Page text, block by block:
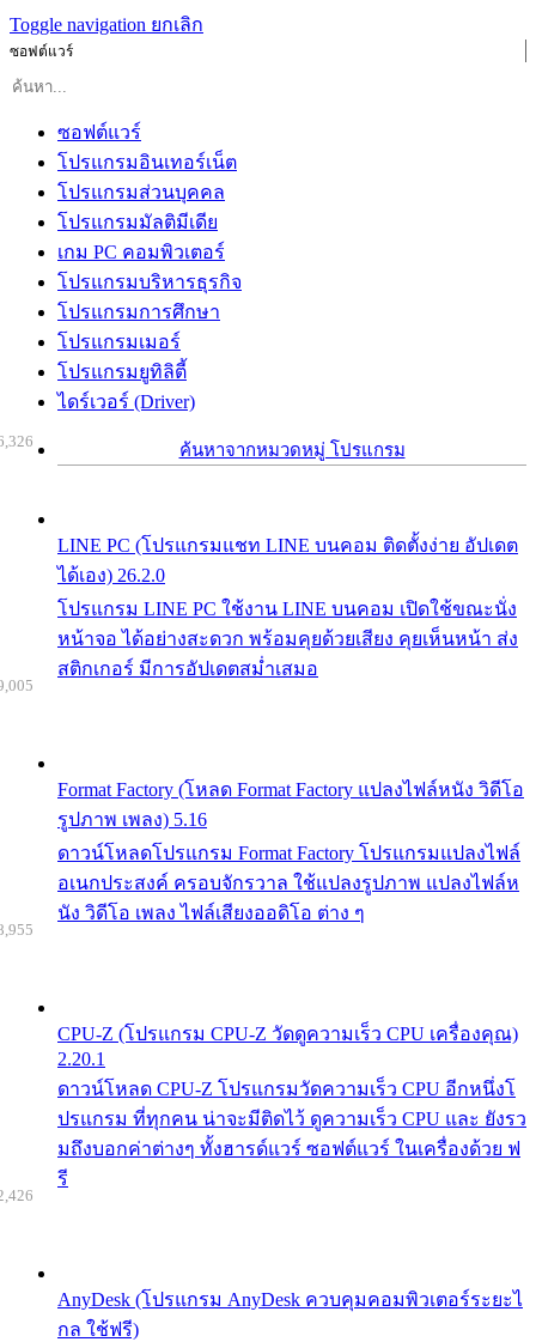
Toggle navigation ยกเลิก
ซอฟต์แวร์
ซอฟต์แวร์
โปรแกรมอินเทอร์เน็ต
โปรแกรมส่วนบุคคล
โปรแกรมมัลติมีเดีย
เกม PC คอมพิวเตอร์
โปรแกรมบริหารธุรกิจ
โปรแกรมการศึกษา
โปรแกรมเมอร์
โปรแกรมยูทิลิตี้
ไดร์เวอร์ (Driver)
ค้นหาจากหมวดหมู่ โปรแกรม
LINE PC (โปรแกรมแชท LINE บนคอม ติดตั้งง่าย อัปเดต
ได้เอง) 26.2.0
โปรแกรม LINE PC ใช้งาน LINE บนคอม เปิดใช้ขณะนั่ง
หน้าจอ ได้อย่างสะดวก พร้อมคุยด้วยเสียง คุยเห็นหน้า ส่ง
สติกเกอร์ มีการอัปเดตสม่ำเสมอ
Format Factory (โหลด Format Factory แปลงไฟล์หนัง วิดีโอ
รูปภาพ เพลง) 5.16
ดาวน์โหลดโปรแกรม Format Factory โปรแกรมแปลงไฟล์
อเนกประสงค์ ครอบจักรวาล ใช้แปลงรูปภาพ แปลงไฟล์ห
นัง วิดีโอ เพลง ไฟล์เสียงออดิโอ ต่าง ๆ
CPU-Z (โปรแกรม CPU-Z วัดดูความเร็ว CPU เครื่องคุณ)
2.20.1
ดาวน์โหลด CPU-Z โปรแกรมวัดความเร็ว CPU อีกหนึ่งโ
ปรแกรม ที่ทุกคน น่าจะมีติดไว้ ดูความเร็ว CPU และ ยังรว
มถึงบอกค่าต่างๆ ทั้งฮารด์แวร์ ซอฟต์แวร์ ในเครื่องด้วย ฟ
รี
AnyDesk (โปรแกรม AnyDesk ควบคุมคอมพิวเตอร์ระยะไ
กล ใช้ฟรี)